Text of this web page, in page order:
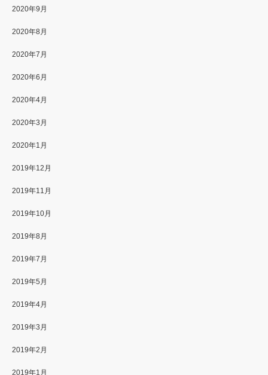
2020年9月
2020年8月
2020年7月
2020年6月
2020年4月
2020年3月
2020年1月
2019年12月
2019年11月
2019年10月
2019年8月
2019年7月
2019年5月
2019年4月
2019年3月
2019年2月
2019年1月